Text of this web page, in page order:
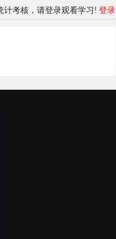
计考核，请登录观看学习! 登录